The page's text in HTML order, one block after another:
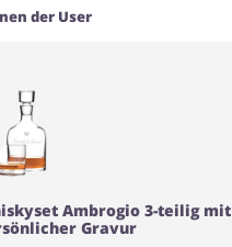
der User
Ambrogio 3-teilig mit
Gravur